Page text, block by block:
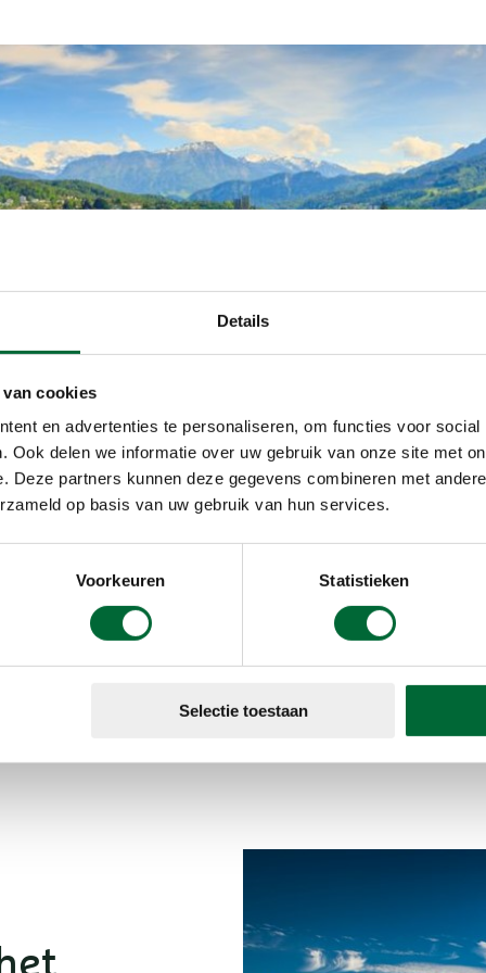
Details
cookies
en advertenties te personaliseren, om functies voor
Ook delen we informatie over uw gebruik van onze site met
Deze partners kunnen deze gegevens combineren met
op basis van uw gebruik van hun services.
Voorkeuren Statistieken
Selectie toestaan